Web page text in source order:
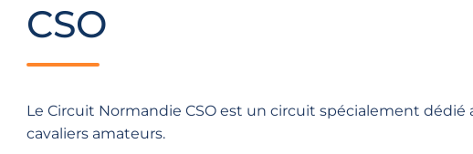
CSO
Le Circuit Normandie CSO est un circuit spécialement dédié
cavaliers amateurs.